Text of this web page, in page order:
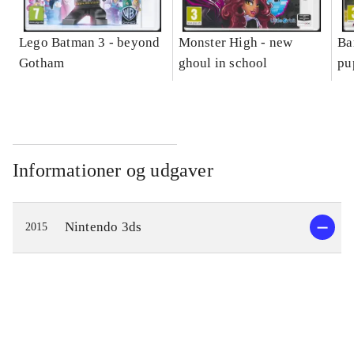
Lego Batman 3 - beyond
Gotham
Monster High - new
ghoul in school
Informationer og udgaver
2015 Nintendo 3ds